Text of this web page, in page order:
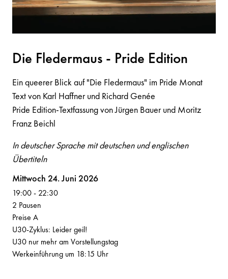
Die Fledermaus - Pride Edition
Ein queerer Blick auf "Die Fledermaus" im Pride Monat
Text von Karl Haffner und Richard Genée
Pride Edition-Textfassung von Jürgen Bauer und Moritz
Franz Beichl
In deutscher Sprache mit deutschen und englischen
Übertiteln
Volksoper
Mittwoch 24. Juni 2026
19:00- 22:30
2 Pausen
Preise A
U30-Zyklus: Leider geil!
U30 nur mehr am Vorstellungstag
Werkeinführung um 18:15 Uhr